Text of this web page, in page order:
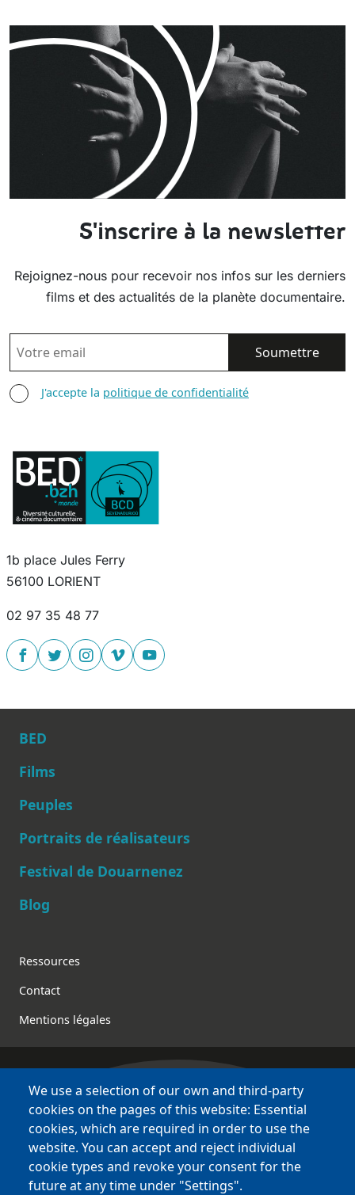
S'inscrire à la newsletter
Rejoignez-nous pour recevoir nos infos sur les derniers
films et des actualités de la planète documentaire.
EMAIL
AGREE TERMS
J'accepte la politique de confidentialité
1b place Jules Ferry
56100 LORIENT
02 97 35 48 77
Main navigation
BED
Films
Peuples
Portraits de réalisateurs
Festival de Douarnenez
Blog
Footer
Ressources
Contact
Mentions légales
Bretagne Culture Diversité
des sites variés !
Sites
BCD
Bazhvalan
We use a selection of our own and third-party
cookies on the pages of this website: Essential
cookies, which are required in order to use the
website. You can accept and reject individual
cookie types and revoke your consent for the
future at any time under "Settings".